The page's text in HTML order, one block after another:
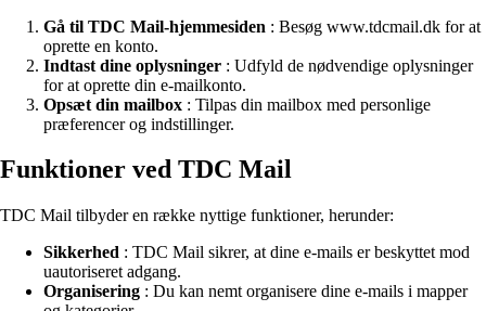
Gå til TDC Mail-hjemmesiden : Besøg www.tdcmail.dk for at
oprette en konto.
Indtast dine oplysninger : Udfyld de nødvendige oplysninger
for at oprette din e-mailkonto.
Opsæt din mailbox : Tilpas din mailbox med personlige
præferencer og indstillinger.
Funktioner ved TDC Mail
TDC Mail tilbyder en række nyttige funktioner, herunder:
Sikkerhed : TDC Mail sikrer, at dine e-mails er beskyttet mod
uautoriseret adgang.
Organisering : Du kan nemt organisere dine e-mails i mapper